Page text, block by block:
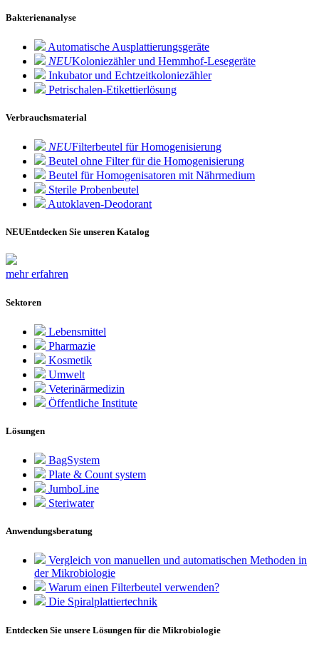
Bakterienanalyse
Automatische Ausplattierungsgeräte
NEUKoloniezähler und Hemmhof-Lesegeräte
Inkubator und Echtzeitkoloniezähler
Petrischalen-Etikettierlösung
Verbrauchsmaterial
NEUFilterbeutel für Homogenisierung
Beutel ohne Filter für die Homogenisierung
Beutel für Homogenisatoren mit Nährmedium
Sterile Probenbeutel
Autoklaven-Deodorant
NEUEntdecken Sie unseren Katalog
mehr erfahren
Sektoren
Lebensmittel
Pharmazie
Kosmetik
Umwelt
Veterinärmedizin
Öffentliche Institute
Lösungen
BagSystem
Plate & Count system
JumboLine
Steriwater
Anwendungsberatung
Vergleich von manuellen und automatischen Methoden in
der Mikrobiologie
Warum einen Filterbeutel verwenden?
Die Spiralplattier­technik
Entdecken Sie unsere Lösungen für die Mikrobiologie